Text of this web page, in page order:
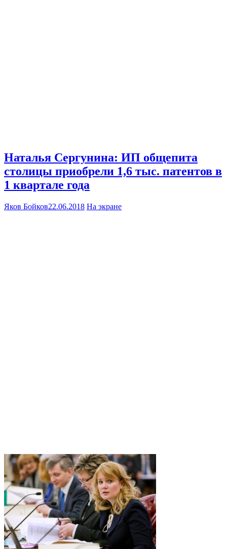
Наталья Сергунина: ИП общепита
столицы приобрели 1,6 тыс. патентов в
1 квартале года
Яков Бойков22.06.2018 На экране